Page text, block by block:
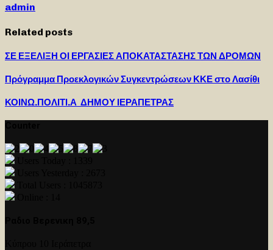
admin
Related posts
ΣΕ ΕΞΕΛΙΞΗ ΟΙ ΕΡΓΑΣΙΕΣ ΑΠΟΚΑΤΑΣΤΑΣΗΣ ΤΩΝ ΔΡΟΜΩΝ
Πρόγραμμα Προεκλογικών Συγκεντρώσεων ΚΚΕ στο Λασίθι
ΚΟΙΝΩ.ΠΟΛΙΤΙ.Α ΔΗΜΟΥ ΙΕΡΑΠΕΤΡΑΣ